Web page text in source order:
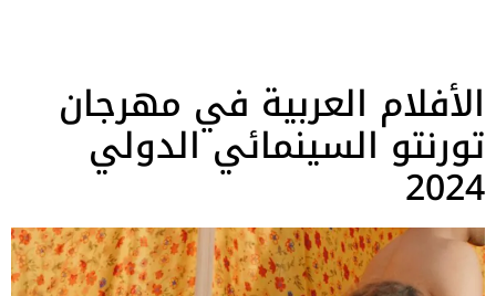
الأفلام العربية في مهرجان
تورنتو السينمائي الدولي
2024